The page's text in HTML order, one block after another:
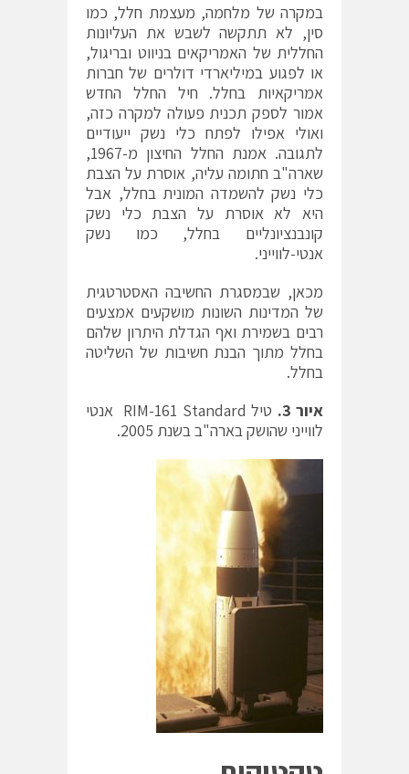
במקרה של מלחמה, מעצמת חלל, כמו
סין, לא תתקשה לשבש את העליונות
החללית של האמריקאים בניווט ובריגול,
או לפגוע במיליארדי דולרים של חברות
אמריקאיות בחלל. חיל החלל החדש
אמור לספק תכנית פעולה למקרה כזה,
ואולי אפילו לפתח כלי נשק ייעודיים
לתגובה. אמנת החלל החיצון מ-1967,
שארה"ב חתומה עליה, אוסרת על הצבת
כלי נשק להשמדה המונית בחלל, אבל
היא לא אוסרת על הצבת כלי נשק
קונבנציונליים בחלל, כמו נשק
אנטי-לווייני.
מכאן, שבמסגרת החשיבה האסטרטגית
של המדינות השונות מושקעים אמצעים
רבים בשמירת ואף הגדלת היתרון שלהם
בחלל מתוך הבנת חשיבות של השליטה
בחלל.
איור 3
.
טיל RIM-161 Standard אנטי
לווייני שהושק בארה"ב בשנת 2005.